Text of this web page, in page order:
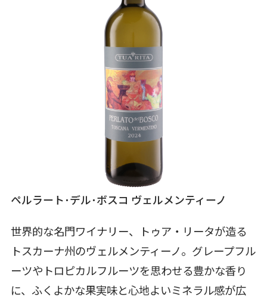
ペルラート･デル･ボスコ ヴェルメンティーノ
世界的な名門ワイナリー、トゥア・リータが造る
トスカーナ州のヴェルメンティーノ。グレープフル
ーツやトロピカルフルーツを思わせる豊かな香り
に、ふくよかな果実味と心地よいミネラル感が広